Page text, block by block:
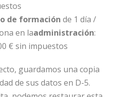
de formación de 1 día /
en laadministración:
€ sin impuestos
guardamos una copia
de sus datos en D-5.